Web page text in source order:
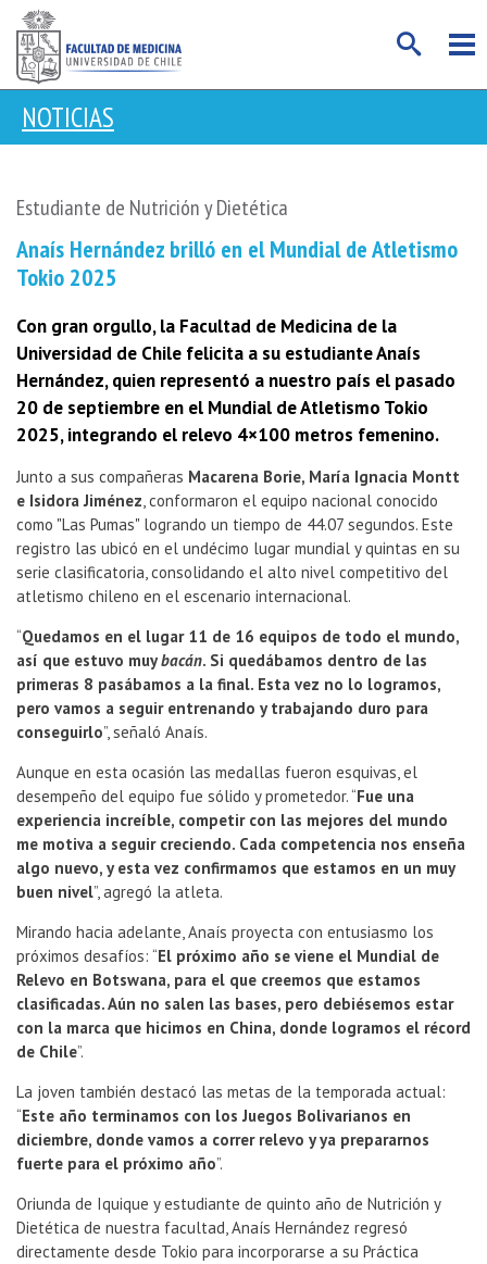
NOTICIAS
Estudiante de Nutrición y Dietética
Anaís Hernández brilló en el Mundial de Atletismo
Tokio 2025
Con gran orgullo, la Facultad de Medicina de la
Universidad de Chile felicita a su estudiante Anaís
Hernández, quien representó a nuestro país el pasado
20 de septiembre en el Mundial de Atletismo Tokio
2025, integrando el relevo 4×100 metros femenino.
Junto a sus compañeras Macarena Borie, María Ignacia Montt
e Isidora Jiménez, conformaron el equipo nacional conocido
como "Las Pumas" logrando un tiempo de 44.07 segundos. Este
registro las ubicó en el undécimo lugar mundial y quintas en su
serie clasificatoria, consolidando el alto nivel competitivo del
atletismo chileno en el escenario internacional.
“Quedamos en el lugar 11 de 16 equipos de todo el mundo,
así que estuvo muybacán. Si quedábamos dentro de las
primeras 8 pasábamos a la final. Esta vez no lo logramos,
pero vamos a seguir entrenando y trabajando duro para
conseguirlo”, señaló Anaís.
Aunque en esta ocasión las medallas fueron esquivas, el
desempeño del equipo fue sólido y prometedor. “Fue una
experiencia increíble, competir con las mejores del mundo
me motiva a seguir creciendo. Cada competencia nos enseña
algo nuevo, y esta vez confirmamos que estamos en un muy
buen nivel”, agregó la atleta.
Mirando hacia adelante, Anaís proyecta con entusiasmo los
próximos desafíos: “El próximo año se viene el Mundial de
Relevo en Botswana, para el que creemos que estamos
clasificadas. Aún no salen las bases, pero debiésemos estar
con la marca que hicimos en China, donde logramos el récord
de Chile”.
La joven también destacó las metas de la temporada actual:
“Este año terminamos con los Juegos Bolivarianos en
diciembre, donde vamos a correr relevo y ya prepararnos
fuerte para el próximo año”.
Oriunda de Iquique y estudiante de quinto año de Nutrición y
Dietética de nuestra facultad, Anaís Hernández regresó
directamente desde Tokio para incorporarse a su Práctica